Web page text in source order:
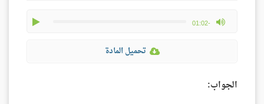
-01:02
max volume
تحميل المادة
الجواب: